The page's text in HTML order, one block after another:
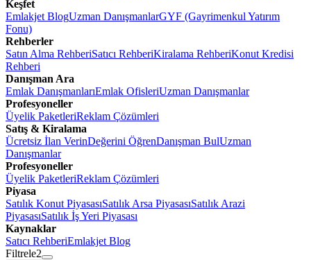
Keşfet
Emlakjet BlogUzman DanışmanlarGYF (Gayrimenkul Yatırım
Fonu)
Rehberler
Satın Alma RehberiSatıcı RehberiKiralama RehberiKonut Kredisi
Rehberi
Danışman Ara
Emlak DanışmanlarıEmlak OfisleriUzman Danışmanlar
Profesyoneller
Üyelik PaketleriReklam Çözümleri
Satış & Kiralama
Ücretsiz İlan VerinDeğerini ÖğrenDanışman BulUzman
Danışmanlar
Profesyoneller
Üyelik PaketleriReklam Çözümleri
Piyasa
Satılık Konut PiyasasıSatılık Arsa PiyasasıSatılık Arazi
PiyasasıSatılık İş Yeri Piyasası
Kaynaklar
Satıcı RehberiEmlakjet Blog
Filtrele2